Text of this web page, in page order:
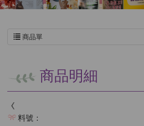
商品單
商品明細
料號：